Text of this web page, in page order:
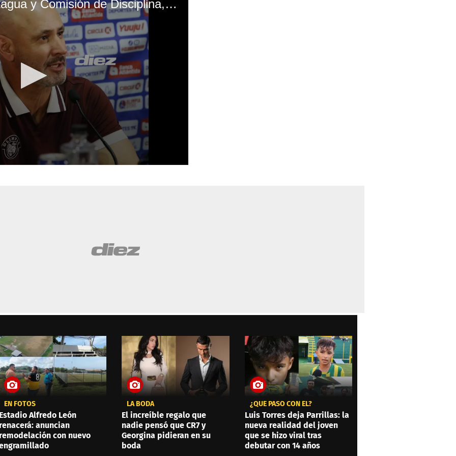
Espinel, dardos a Motagua y Comisión de Disciplina, criticó a Marathón por revisión del FVS: "Hasta se puede perder el puesto"
EN FOTOS
Estadio Alfredo León
renacerá: anuncian
remodelación con nuevo
LA BODA
El increíble regalo que
nadie pensó que CR7 y
Georgina pidieran en su
boda
¿QUÉ PASÓ CON ÉL?
Luis Torres deja Parrillas: la
nueva realidad del joven
que se hizo viral tras
debutar con 14 años